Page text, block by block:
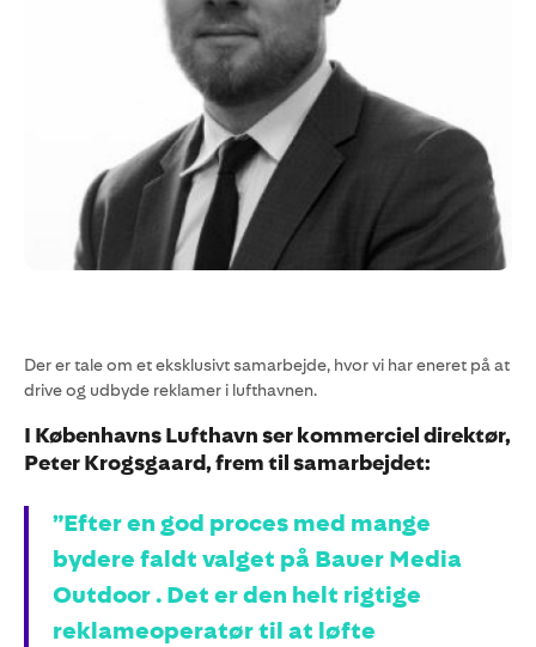
Der er tale om et eksklusivt samarbejde, hvor vi har eneret på at
drive og udbyde reklamer i lufthavnen.
I Københavns Lufthavn ser kommerciel direktør,
Peter Krogsgaard, frem til samarbejdet:
”Efter en god proces med mange
bydere faldt valget på Bauer Media
Outdoor . Det er den helt rigtige
reklameoperatør til at løfte